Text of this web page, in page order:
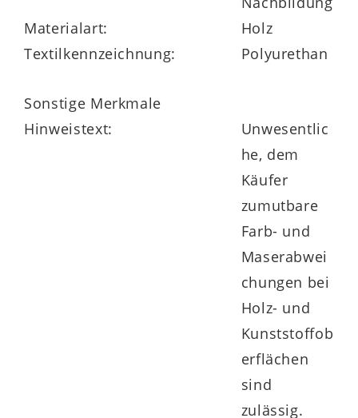
Materialart:
Holz
Textilkennzeichnung:
Polyurethan
Sonstige Merkmale
Hinweistext:
Unwesentlic
he, dem
Käufer
zumutbare
Farb- und
Maserabwei
chungen bei
Holz- und
Kunststoffob
erflächen
sind